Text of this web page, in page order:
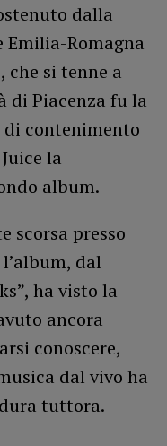
dalla
Emilia-Romagna
che si tenne a
di Piacenza fu la
contenimento
la
album.
scorsa presso
dal
ha visto la
ancora
conoscere,
dal vivo ha
tuttora.